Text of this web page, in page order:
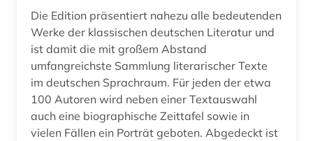
Die Edition präsentiert nahezu alle bedeutenden
Werke der klassischen deutschen Literatur und
ist damit die mit großem Abstand
umfangreichste Sammlung literarischer Texte
im deutschen Sprachraum. Für jeden der etwa
100 Autoren wird neben einer Textauswahl
auch eine biographische Zeittafel sowie in
vielen Fällen ein Porträt geboten. Abgedeckt ist